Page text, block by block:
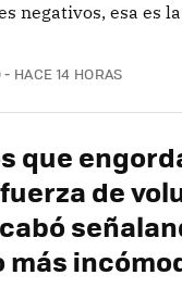
negativos, esa es
HACE 14 HORAS
que
de